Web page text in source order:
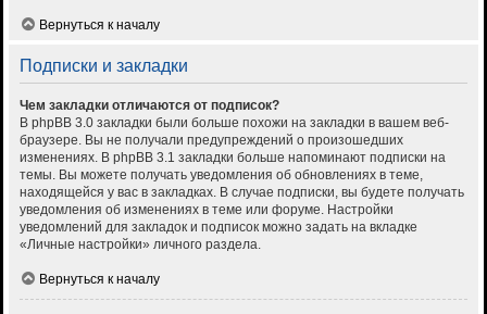
Вернуться к началу
Подписки и закладки
Чем закладки отличаются от подписок?
В phpBB 3.0 закладки были больше похожи на закладки в вашем веб-
браузере. Вы не получали предупреждений о произошедших
изменениях. В phpBB 3.1 закладки больше напоминают подписки на
темы. Вы можете получать уведомления об обновлениях в теме,
находящейся у вас в закладках. В случае подписки, вы будете получать
уведомления об изменениях в теме или форуме. Настройки
уведомлений для закладок и подписок можно задать на вкладке
«Личные настройки» личного раздела.
Вернуться к началу